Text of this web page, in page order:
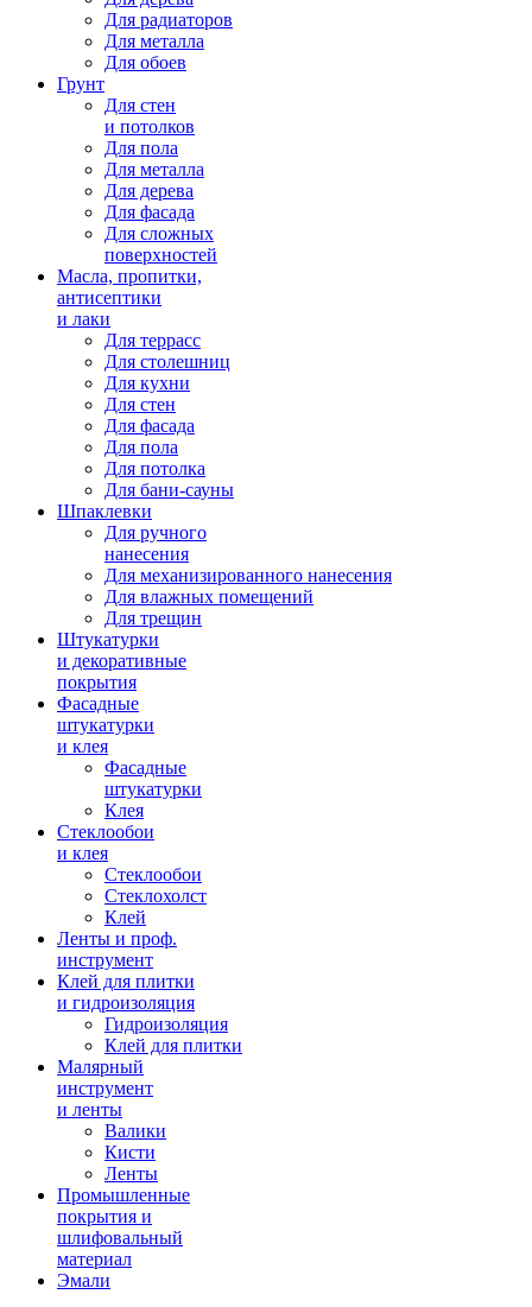
Для радиаторов
Для металла
Для обоев
Грунт
Для стен
и потолков
Для пола
Для металла
Для дерева
Для фасада
Для сложных
поверхностей
Масла, пропитки,
антисептики
и лаки
Для террасс
Для столешниц
Для кухни
Для стен
Для фасада
Для пола
Для потолка
Для бани-сауны
Шпаклевки
Для ручного
нанесения
Для механизированного нанесения
Для влажных помещений
Для трещин
Штукатурки
и декоративные
покрытия
Фасадные
штукатурки
и клея
Фасадные
штукатурки
Клея
Стеклообои
и клея
Стеклообои
Стеклохолст
Клей
Ленты и проф.
инструмент
Клей для плитки
и гидроизоляция
Гидроизоляция
Клей для плитки
Малярный
инструмент
и ленты
Валики
Кисти
Ленты
Промышленные
покрытия и
шлифовальный
материал
Эмали